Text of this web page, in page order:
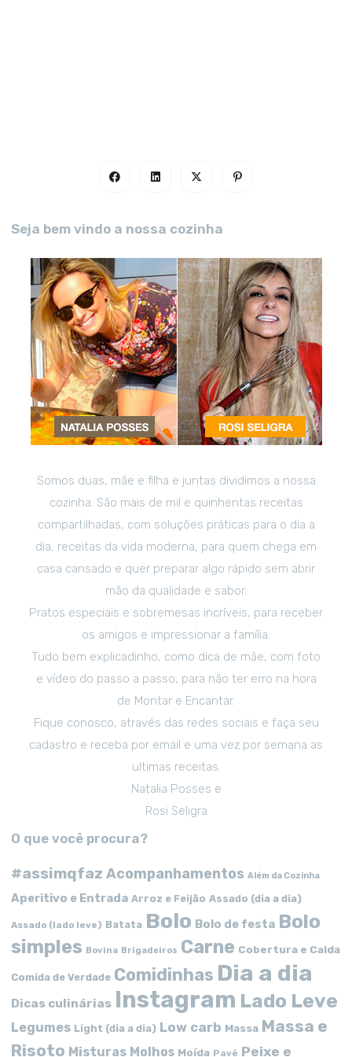
Seja bem vindo a nossa cozinha
Somos duas, mãe e filha e juntas dividimos a nossa
cozinha. São mais de mil e quinhentas receitas
compartilhadas, com soluções práticas para o dia a
dia, receitas da vida moderna, para quem chega em
casa cansado e quer preparar algo rápido sem abrir
mão da qualidade e sabor.
Pratos especiais e sobremesas incríveis, para receber
os amigos e impressionar a família.
Tudo bem explicadinho, como dica de mãe, com foto
e vídeo do passo a passo, para não ter erro na hora
de Montar e Encantar.
Fique conosco, através das redes sociais e faça seu
cadastro e receba por email e uma vez por semana as
ultimas receitas.
Natalia Posses e
Rosi Seligra
O que você procura?
#assimqfaz Acompanhamentos Além da Cozinha
Aperitivo e Entrada Arroz e Feijão Assado (dia a dia)
Assado (lado leve) Batata Bolo Bolo de festa Bolo
simples Bovina Brigadeiros Carne Cobertura e Calda
Comida de Verdade Comidinhas Dia a dia
Dicas culinárias Instagram Lado Leve
Legumes Light (dia a dia) Low carb Massa Massa e
Risoto Misturas Molhos Moída Pavê Peixe e